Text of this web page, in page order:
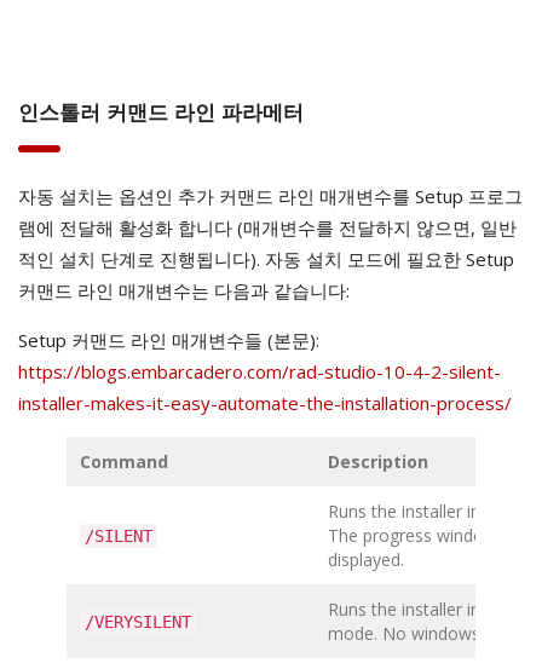
인스톨러 커맨드 라인 파라메터
자동 설치는 옵션인 추가 커맨드 라인 매개변수를 Setup 프로그
램에 전달해 활성화 합니다 (매개변수를 전달하지 않으면, 일반
적인 설치 단계로 진행됩니다). 자동 설치 모드에 필요한 Setup
커맨드 라인 매개변수는 다음과 같습니다:
Setup 커맨드 라인 매개변수들 (본문):
https://blogs.embarcadero.com/rad-studio-10-4-2-silent-
installer-makes-it-easy-automate-the-installation-process/
Command Description
/SILENT
Runs the installer in silent
The progress window is
displayed.
/VERYSILENT
Runs the installer in very
mode. No windows are